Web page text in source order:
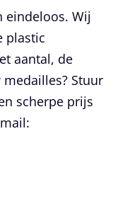
eindeloos. Wij
plastic
aantal, de
Stuur
scherpe prijs